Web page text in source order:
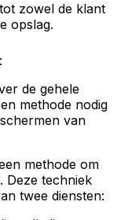
zowel de klant
opslag.
de gehele
methode nodig
van
methode om
Deze techniek
twee diensten: